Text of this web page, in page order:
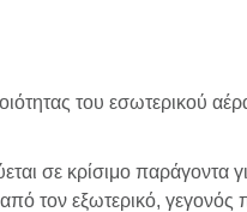
του εσωτερικού
σε κρίσιμο παράγοντα
τον εξωτερικό, γεγονός